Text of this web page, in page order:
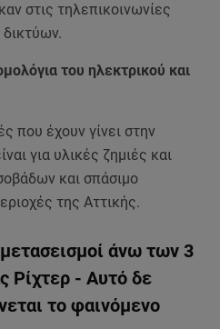
στις τηλεπικοινωνίες
του ηλεκτρικού και
που έχουν γίνει στην
για υλικές ζημιές και
και σπάσιμο
της Αττικής.
άνω των 3
Ρίχτερ - Αυτό δε
το φαινόμενο